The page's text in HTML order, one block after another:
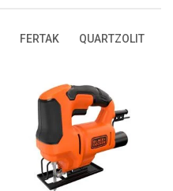
FERTAK QUARTZOLIT